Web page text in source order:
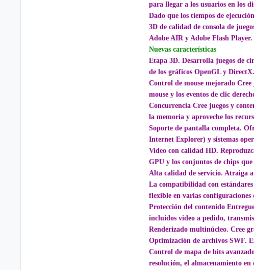
para llegar a los usuarios en los
Dado que los tiempos de
3D de calidad de consola de
Adobe AIR y Adobe Flash Player.
Nuevas características
Etapa 3D. Desarrolla juegos de
de los gráficos OpenGL y DirectX.
Control de mouse mejorado
mouse y los eventos de clic
Concurrencia Cree juegos y
la memoria y aproveche los
Soporte de pantalla completa.
Internet Explorer) y sistemas
Video con calidad HD.
GPU y los conjuntos de chips
Alta calidad de servicio. Atraiga
La compatibilidad con
flexible en varias configuraciones
Protección del contenido
incluidos video a pedido,
Renderizado multinúcleo. Cree
Optimización de archivos SWF.
Control de mapa de bits
resolución, el almacenamiento